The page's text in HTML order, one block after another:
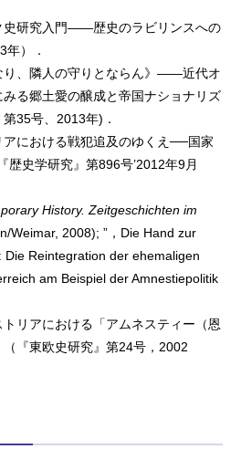
史研究入門——歴史のラビリンスへの
）．
り、隣人の守りとならん》——近代オ
る郷土愛の醸成と帝国ナショナリズ
35号、2013年)．
アにおける戦犯追及のゆくえ──国家
史学研究』第896号’2012年9月
History. Zeitgeschichten im
Weimar, 2008); ”，Die Hand zur
Die Reintegration der ehemaligen
am Beispiel der Amnestiepolitik
トリアにおける「アムネスティー（恩
『東欧史研究』第24号，2002